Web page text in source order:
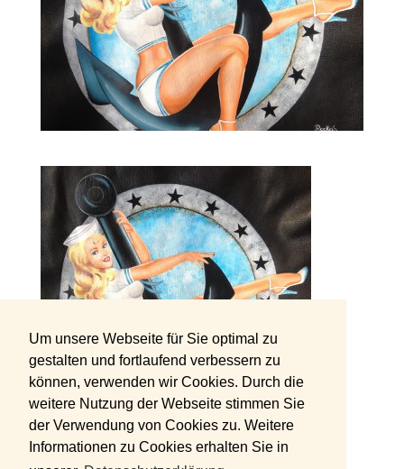
Um unsere Webseite für Sie optimal zu
gestalten und fortlaufend verbessern zu
können, verwenden wir Cookies. Durch die
weitere Nutzung der Webseite stimmen Sie
der Verwendung von Cookies zu. Weitere
Informationen zu Cookies erhalten Sie in
Sailor Girl Flight Jacket